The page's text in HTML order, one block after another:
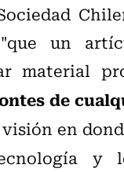
un
material
de
en
y